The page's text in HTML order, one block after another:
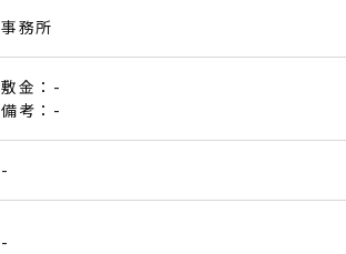
事務所
敷金：-
備考：-
-
-